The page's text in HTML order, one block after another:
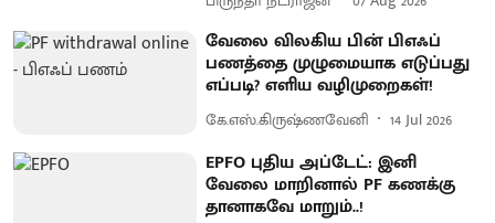
வேலை விலகிய பின் பிஎஃப்
பணத்தை முழுமையாக எடுப்பது
எப்படி? எளிய வழிமுறைகள்!
கே.எஸ்.கிருஷ்ணவேனி 14 Jul 2026
EPFO புதிய அப்டேட்: இனி
வேலை மாறினால் PF கணக்கு
தானாகவே மாறும்..!